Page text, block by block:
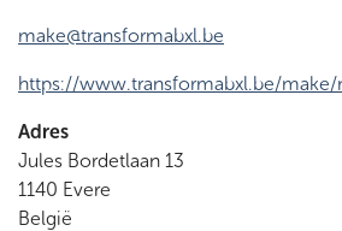
make@transformabxl.be
https://www.transformabxl.be/make/
Adres
Jules Bordetlaan 13
1140 Evere
België